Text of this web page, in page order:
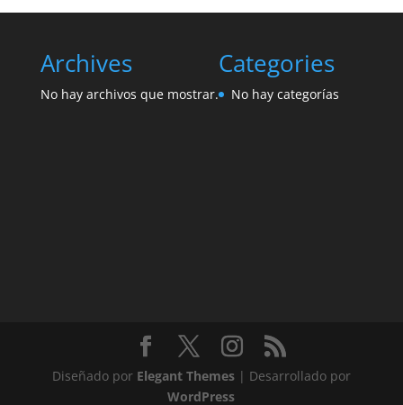
Archives
No hay archivos que mostrar.
Categories
No hay categorías
Diseñado por Elegant Themes| Desarrollado por
WordPress